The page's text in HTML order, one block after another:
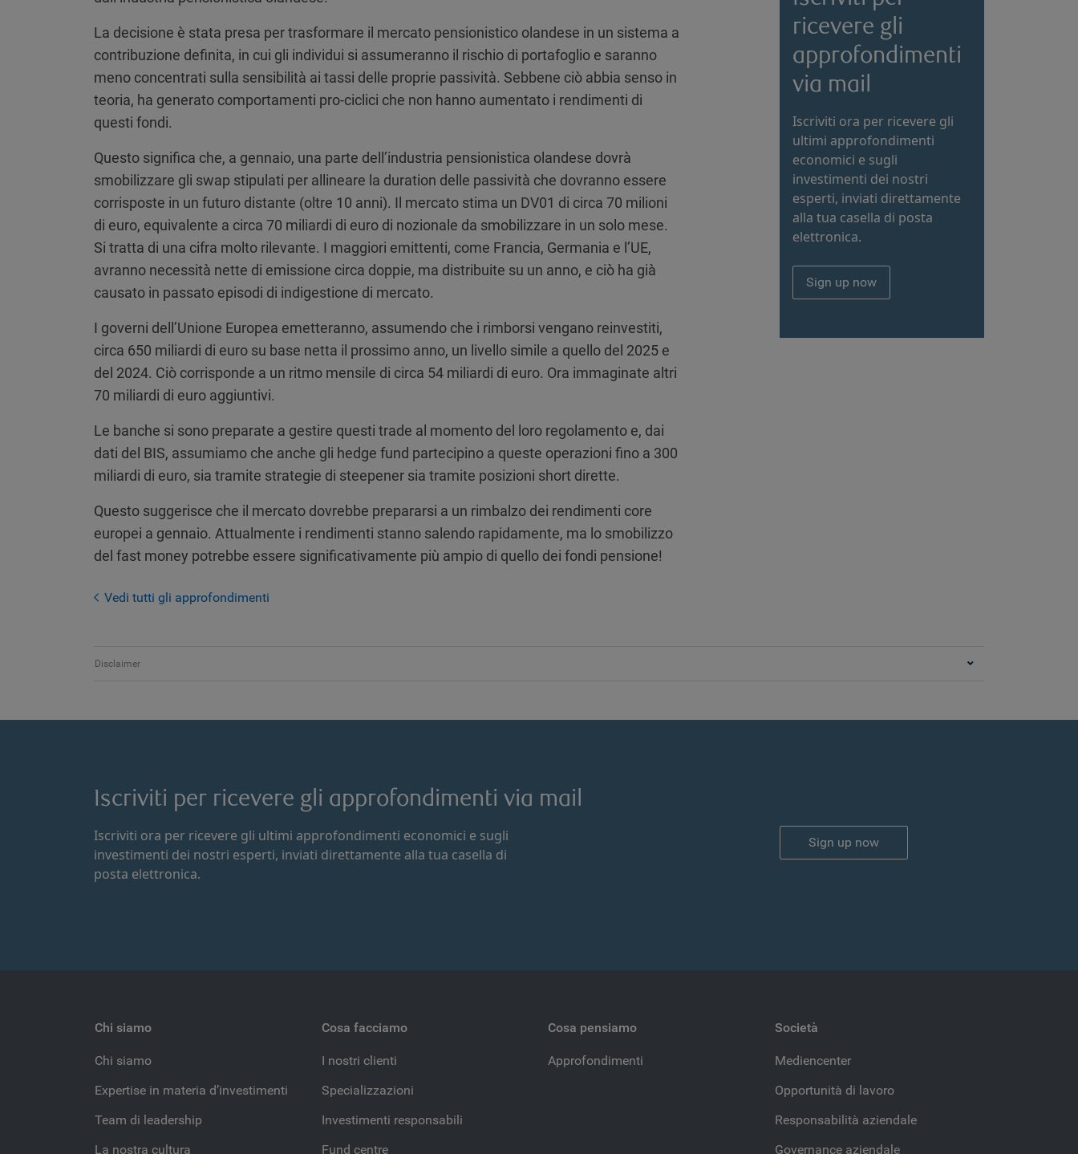
La decisione è stata presa per trasformare il mercato pensionistico olandese in un sistema a
contribuzione definita, in cui gli individui si assumeranno il rischio di portafoglio e saranno
meno concentrati sulla sensibilità ai tassi delle proprie passività. Sebbene ciò abbia senso in
teoria, ha generato comportamenti pro-ciclici che non hanno aumentato i rendimenti di
questi fondi.
Questo significa che, a gennaio, una parte dell’industria pensionistica olandese dovrà
smobilizzare gli swap stipulati per allineare la duration delle passività che dovranno essere
corrisposte in un futuro distante (oltre 10 anni). Il mercato stima un DV01 di circa 70 milioni
di euro, equivalente a circa 70 miliardi di euro di nozionale da smobilizzare in un solo mese.
Si tratta di una cifra molto rilevante. I maggiori emittenti, come Francia, Germania e l’UE,
avranno necessità nette di emissione circa doppie, ma distribuite su un anno, e ciò ha già
causato in passato episodi di indigestione di mercato.
I governi dell’Unione Europea emetteranno, assumendo che i rimborsi vengano reinvestiti,
circa 650 miliardi di euro su base netta il prossimo anno, un livello simile a quello del 2025 e
del 2024. Ciò corrisponde a un ritmo mensile di circa 54 miliardi di euro. Ora immaginate altri
70 miliardi di euro aggiuntivi.
Le banche si sono preparate a gestire questi trade al momento del loro regolamento e, dai
dati del BIS, assumiamo che anche gli hedge fund partecipino a queste operazioni fino a 300
miliardi di euro, sia tramite strategie di steepener sia tramite posizioni short dirette.
Questo suggerisce che il mercato dovrebbe prepararsi a un rimbalzo dei rendimenti core
europei a gennaio. Attualmente i rendimenti stanno salendo rapidamente, ma lo smobilizzo
del fast money potrebbe essere significativamente più ampio di quello dei fondi pensione!
Vedi tutti gli approfondimenti
ricevere gli
approfondimenti
via mail
Iscriviti ora per ricevere gli
ultimi approfondimenti
economici e sugli
investimenti dei nostri
esperti, inviati direttamente
alla tua casella di posta
elettronica.
Sign up now
Disclaimer
Iscriviti per ricevere gli approfondimenti via mail
Iscriviti ora per ricevere gli ultimi approfondimenti economici e sugli
investimenti dei nostri esperti, inviati direttamente alla tua casella di
posta elettronica.
Sign up now
Chi siamo
Chi siamo
Expertise in materia d’investimenti
Team di leadership
La nostra cultura
Cosa facciamo
I nostri clienti
Specializzazioni
Investimenti responsabili
Fund centre
Cosa pensiamo
Approfondimenti
Società
Mediencenter
Opportunità di lavoro
Responsabilità aziendale
Governance aziendale